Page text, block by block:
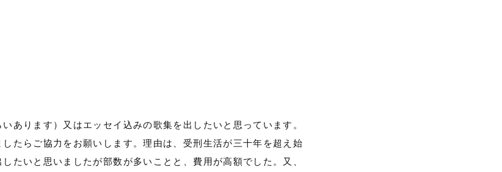
あります）又はエッセイ込みの歌集を出したいと思っています。
たらご協力をお願いします。理由は、受刑生活が三十年を超え始
たいと思いましたが部数が多いことと、費用が高額でした。又、